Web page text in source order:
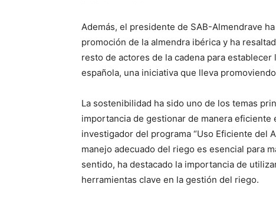
Además, el presidente de SAB-Almendrave
promoción de la almendra ibérica y ha
resto de actores de la cadena para
española, una iniciativa que lleva
La sostenibilidad ha sido uno de los temas
importancia de gestionar de manera
investigador del programa “Uso Eficiente del
manejo adecuado del riego es esencial para
sentido, ha destacado la importancia de
herramientas clave en la gestión del riego.